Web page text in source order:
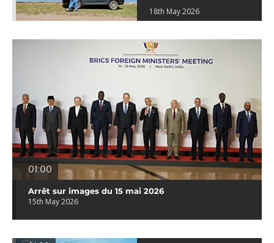
18th May 2026
01:00
Arrêt sur images du 15 mai 2026
15th May 2026